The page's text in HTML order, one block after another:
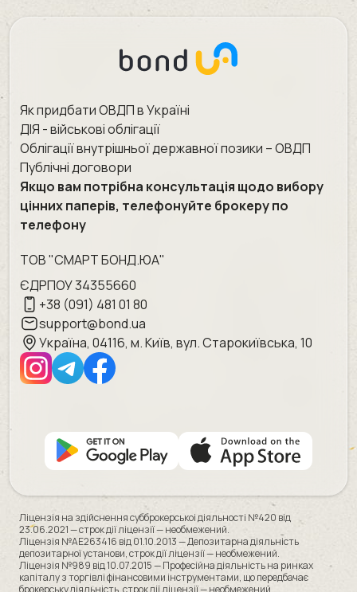
Як придбати ОВДП в Україні
ДІЯ - військові облігації
Облігації внутрішньої державної позики – ОВДП
Публічні договори
Якщо вам потрібна консультація щодо вибору
цінних паперів, телефонуйте брокеру по
телефону
ТОВ "СМАРТ БОНД.ЮА"
ЄДРПОУ 34355660
+38 (091) 481 01 80
support@bond.ua
Україна, 04116, м. Київ, вул. Старокиївська, 10
Ліцензія на здійснення субброкерськоі діяльності №420 від
23.06.2021 — строк дії ліцензії — необмежений.
Ліцензія №AE263416 від 01.10.2013 — Депозитарна діяльність
депозитарної установи, строк дії ліцензії — необмежений.
Ліцензія №989 від 10.07.2015 — Професійна діяльність на ринках
капіталу з торгівлі фінансовими інструментами, що передбачає
брокерську діяльність, строк дії ліцензії — необмежений.